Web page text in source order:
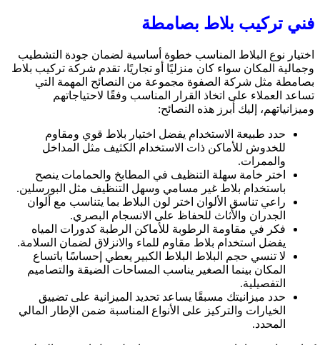
فني تركيب بلاط بصامطة
اختيار نوع البلاط المناسب خطوة أساسية لضمان جودة التشطيب
وجمالية المكان سواء كان منزليًا أو تجاريًا، تقدم شركة تركيب بلاط
بصامطة مثل شركة الصفوة مجموعة من النصائح المهمة التي
تساعد العملاء على اتخاذ القرار المناسب وفقًا لاحتياجاتهم
وميزانياتهم، إليك أبرز هذه النصائح:
حدد طبيعة الاستخدام يفضل اختيار بلاط قوي ومقاوم
للخدوش للأماكن ذات الاستخدام الكثيف مثل المداخل
والممرات.
اختر خامة سهلة التنظيف في المطابخ والحمامات ينصح
باستخدام بلاط غير مسامي وسهل التنظيف مثل البورسلين.
راعي تناسق الألوان اختر لون البلاط بما يتناسب مع ألوان
الجدران والأثاث للحفاظ على الانسجام البصري.
فكر في مقاومة الرطوبة للأماكن الرطبة كدورات المياه
يفضل استخدام بلاط مقاوم للماء والانزلاق لضمان السلامة.
لا تنسي حجم البلاط البلاط الكبير يعطي إحساسًا باتساع
المكان بينما الصغير يناسب المساحات الضيقة والتصاميم
التفصيلية.
حدد ميزانيتك مسبقًا يساعد تحديد الميزانية على تضييق
الخيارات والتركيز على الأنواع المناسبة ضمن الإطار المالي
المحدد.